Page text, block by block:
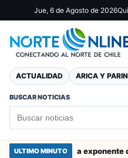
Jue, 6 de Agosto de 2026
ACTUALIDAD ARICA Y
BUSCAR NOTICIAS
ULTIMO MINUTO Murió tacneña Charito Mistral máxima exponente de la música criolla durante 50 años